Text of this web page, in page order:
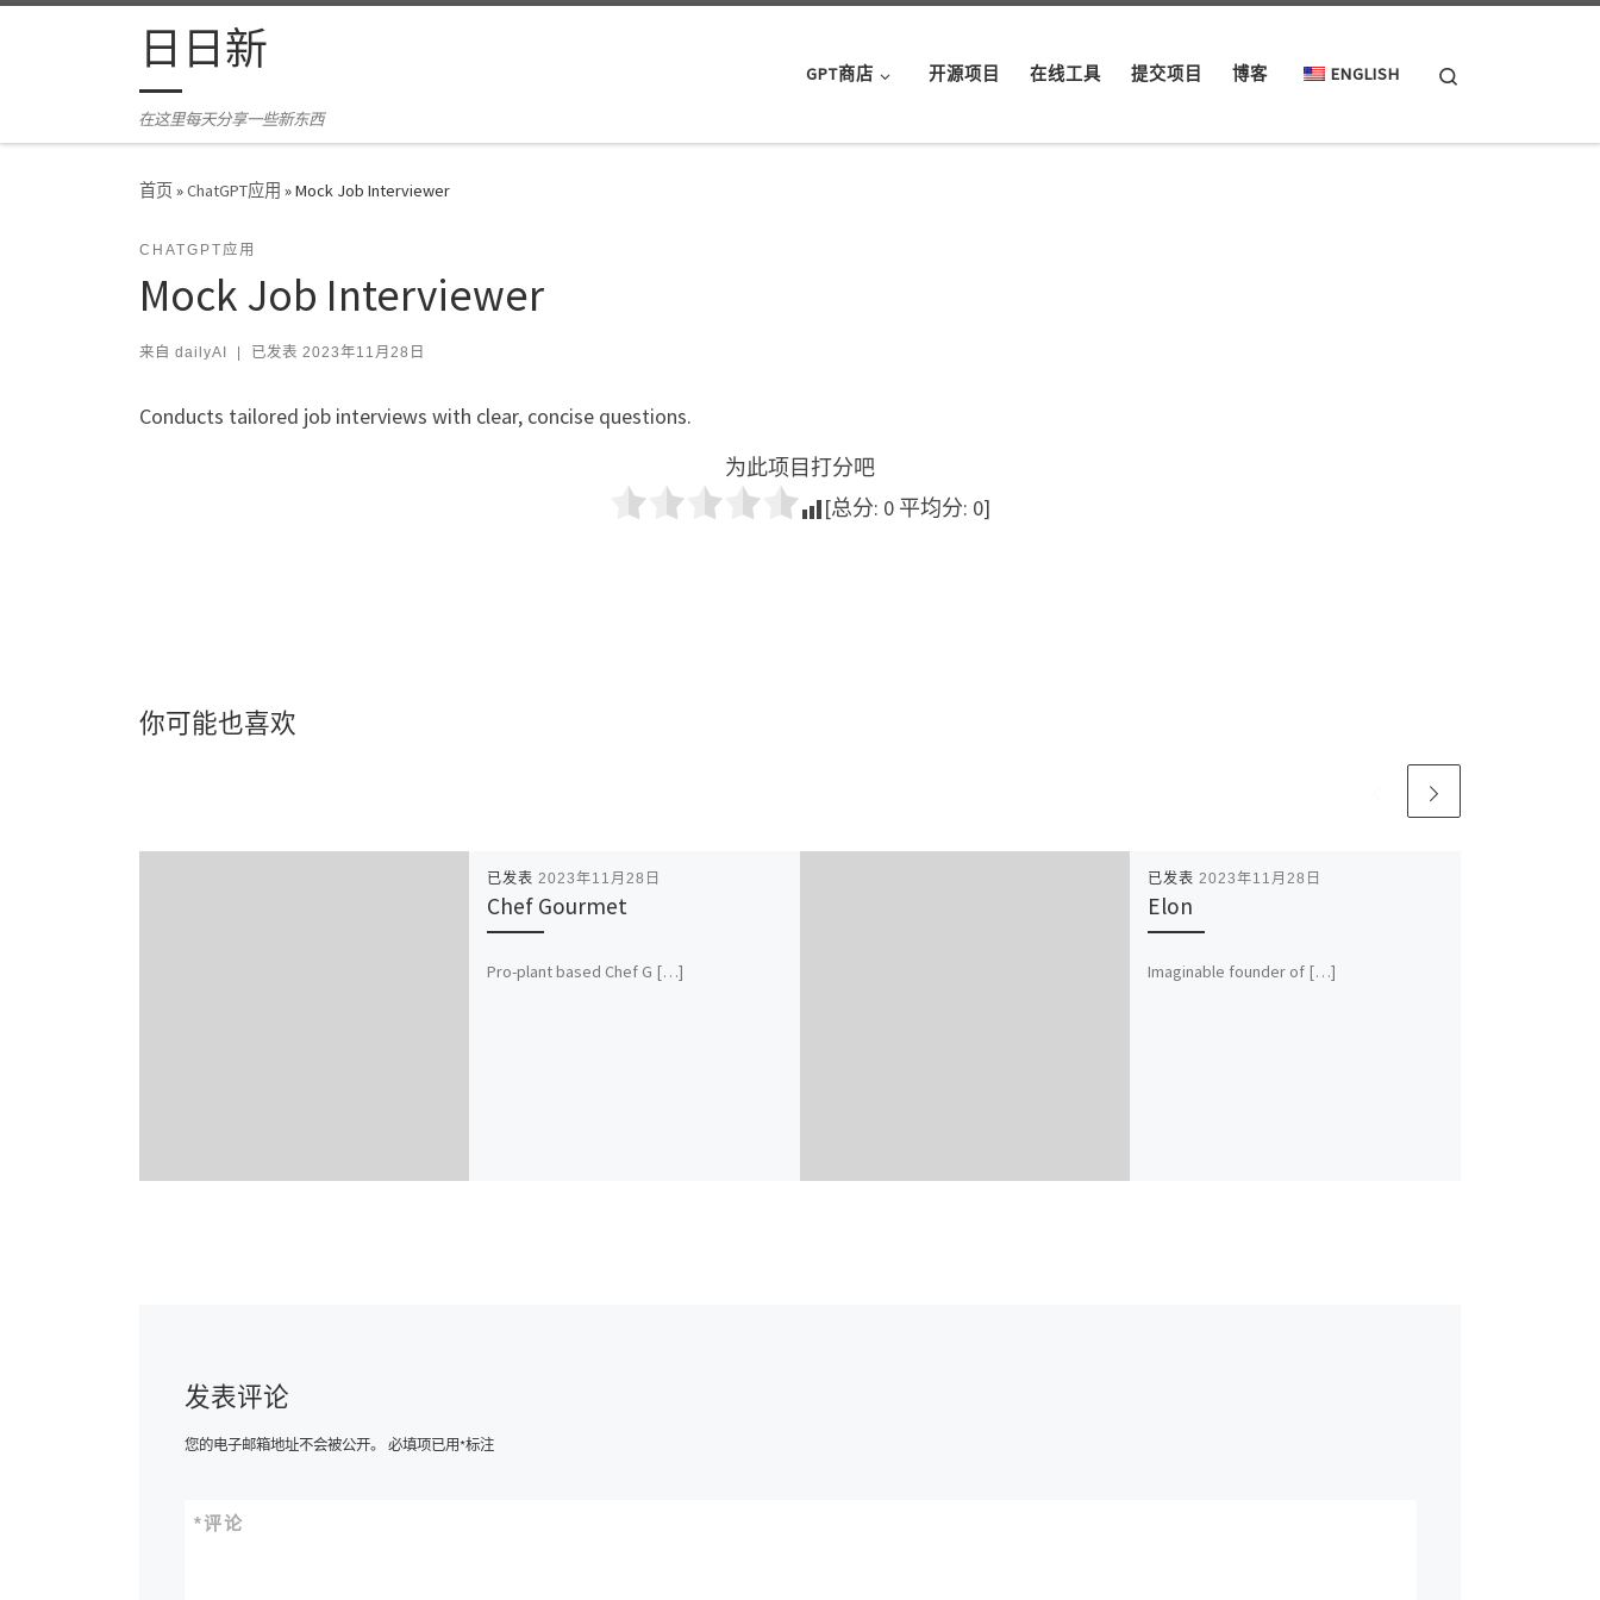
Skip to content日日新
在这里每天分享一些新东西
GPT商店 开源项目 在线工具 提交项目 博客 ENGLISH
首页»ChatGPT应用 »Mock Job Interviewer
CHATGPT应用
Mock Job Interviewer
来自 dailyAI 已发表 2023年11月28日
Conducts tailored job interviews with clear, concise questions.
为此项目打分吧
[总分: 0 平均分: 0]
你可能也喜欢
已发表 2023年11月28日
Chef Gourmet
Pro-plant based Chef G […]
已发表 2023年11月28日
Elon
Imaginable founder of […]
发表评论
您的电子邮箱地址不会被公开。 必填项已用*标注
评论
*